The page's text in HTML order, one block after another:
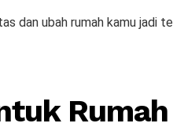
dan ubah rumah kamu jadi